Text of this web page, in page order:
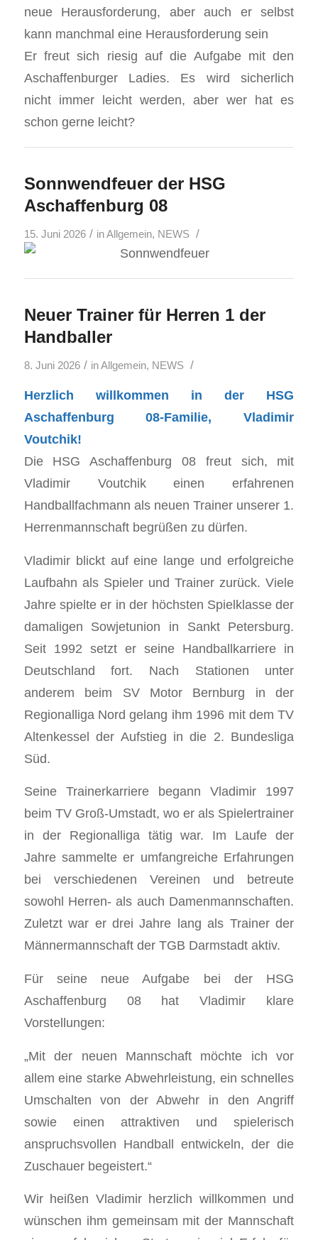
neue Herausforderung, aber auch er selbst
kann manchmal eine Herausforderung sein
Er freut sich riesig auf die Aufgabe mit den
Aschaffenburger Ladies. Es wird sicherlich
nicht immer leicht werden, aber wer hat es
schon gerne leicht?
Sonnwendfeuer der HSG
Aschaffenburg 08
15. Juni 2026 / inAllgemein, NEWS /
Neuer Trainer für Herren 1 der
Handballer
8. Juni 2026 / inAllgemein, NEWS /
Herzlich willkommen in der HSG
Aschaffenburg 08-Familie, Vladimir
Voutchik!
Die HSG Aschaffenburg 08 freut sich, mit
Vladimir Voutchik einen erfahrenen
Handballfachmann als neuen Trainer unserer 1.
Herrenmannschaft begrüßen zu dürfen.
Vladimir blickt auf eine lange und erfolgreiche
Laufbahn als Spieler und Trainer zurück. Viele
Jahre spielte er in der höchsten Spielklasse der
damaligen Sowjetunion in Sankt Petersburg.
Seit 1992 setzt er seine Handballkarriere in
Deutschland fort. Nach Stationen unter
anderem beim SV Motor Bernburg in der
Regionalliga Nord gelang ihm 1996 mit dem TV
Altenkessel der Aufstieg in die 2. Bundesliga
Süd.
Seine Trainerkarriere begann Vladimir 1997
beim TV Groß-Umstadt, wo er als Spielertrainer
in der Regionalliga tätig war. Im Laufe der
Jahre sammelte er umfangreiche Erfahrungen
bei verschiedenen Vereinen und betreute
sowohl Herren- als auch Damenmannschaften.
Zuletzt war er drei Jahre lang als Trainer der
Männermannschaft der TGB Darmstadt aktiv.
Für seine neue Aufgabe bei der HSG
Aschaffenburg 08 hat Vladimir klare
Vorstellungen:
„Mit der neuen Mannschaft möchte ich vor
allem eine starke Abwehrleistung, ein schnelles
Umschalten von der Abwehr in den Angriff
sowie einen attraktiven und spielerisch
anspruchsvollen Handball entwickeln, der die
Zuschauer begeistert.“
Wir heißen Vladimir herzlich willkommen und
wünschen ihm gemeinsam mit der Mannschaft